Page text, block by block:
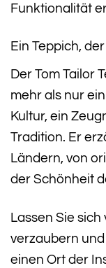
Funktionalität
Ein Teppich,
Der Tom Tailor
mehr als nur
Kultur, ein
Tradition. Er
Ländern, von
der Schönheit
Lassen Sie
verzaubern
einen Ort der